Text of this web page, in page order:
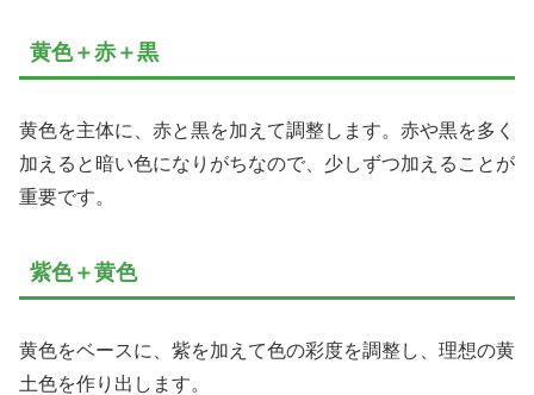
黄色＋赤＋黒
黄色を主体に、赤と黒を加えて調整します。赤や黒を多く
加えると暗い色になりがちなので、少しずつ加えることが
重要です。
紫色＋黄色
黄色をベースに、紫を加えて色の彩度を調整し、理想の黄
土色を作り出します。